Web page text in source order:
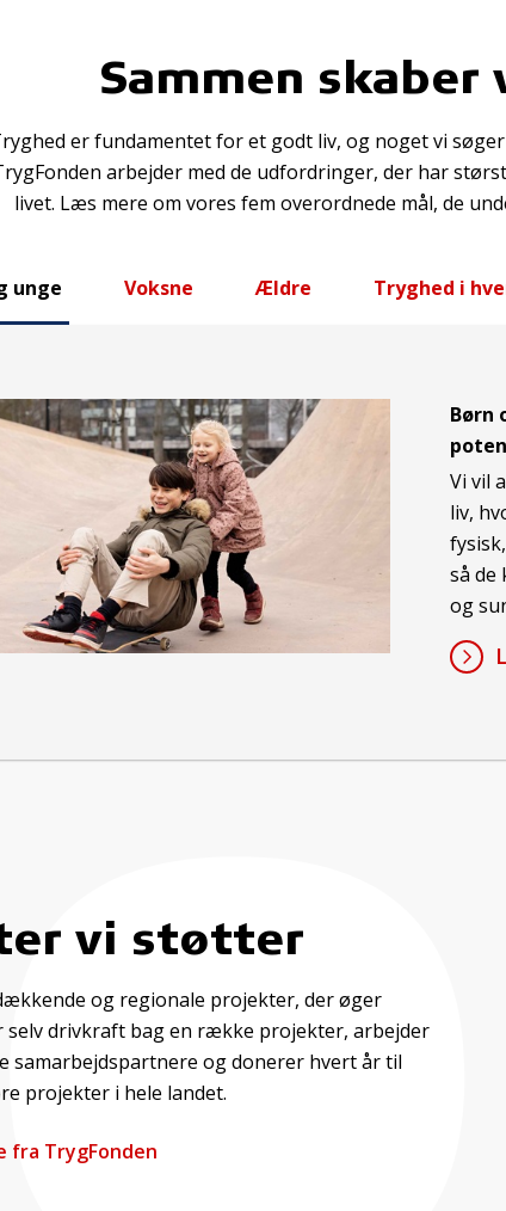
Sammen
er fundamentet for et godt liv, og noget vi
arbejder med de udfordringer, der har
livet. Læs mere om vores fem overordnede mål, de
unge Voksne Ældre Tryghed i
Børn
Vi vil
liv,
så de
og
vi støtter
og regionale projekter, der øger
selv drivkraft bag en række projekter, arbejder
samarbejdspartnere og donerer hvert år til
projekter i hele landet.
TrygFonden